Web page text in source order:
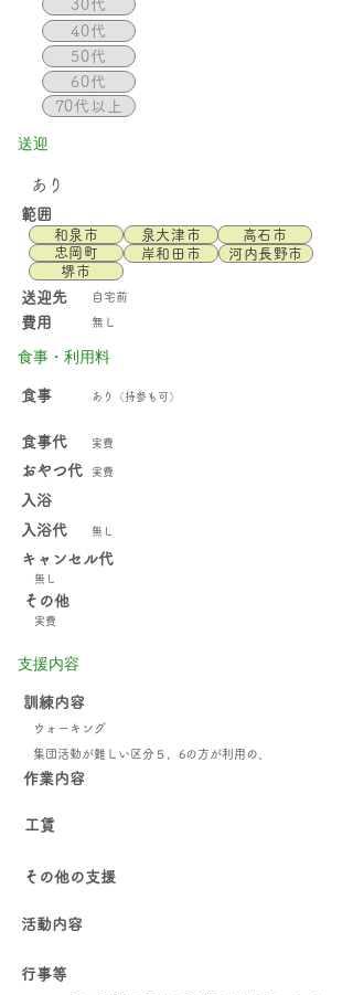
30代
40代
50代
60代
70代以上
送迎
あり
範囲
和泉市 泉大津市
高石市
忠岡町
堺市
岸和田市 河内長野市
送迎先
費用
自宅前
無し
食事・利用料
食事 あり（持参も可）
食事代 実費
おやつ代 実費
入浴
入浴代
無し
キャンセル代
無し
その他
実費
支援内容
訓練内容
ウォーキング
集団活動が難しい区分５，6の方が利用の、
​作業内容
工賃
その他の支援
活動内容
行事等